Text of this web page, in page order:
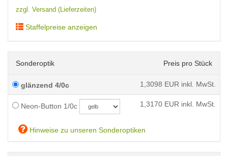
zzgl. Versand (Lieferzeiten)
Staffelpreise anzeigen
Sonderoptik Preis pro Stück
glänzend 4/0c 1,3098 EUR inkl. MwSt.
Neon-Button 1/0c 1,3170 EUR inkl. MwSt.
Hinweise zu unseren Sonderoptiken